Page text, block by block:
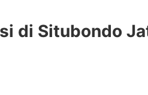
di Situbondo